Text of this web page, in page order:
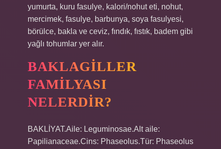
yumurta, kuru fasulye, kalori/nohut eti, nohut,
mercimek, fasulye, barbunya, soya fasulyesi,
börülce, bakla ve ceviz, fındık, fıstık, badem gibi
yağlı tohumlar yer alır.
BAKLAGILLER
FAMILYASI
NELERDIR?
BAKLİYAT.Aile: Leguminosae.Alt aile:
Papilianaceae.Cins: Phaseolus.Tür: Phaseolus